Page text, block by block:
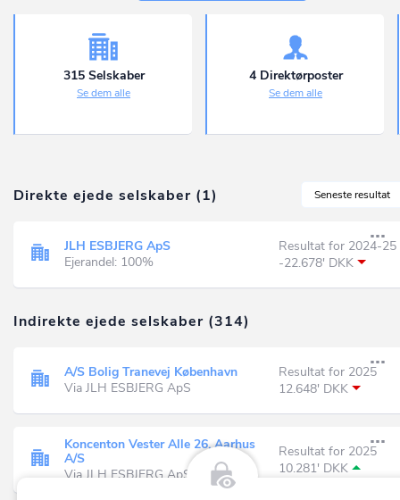
315 Selskaber
Se dem alle
4 Direktørposter
Se dem alle
Seneste resultat
Direkte ejede selskaber (1)
JLH ESBJERG ApS
Ejerandel: 100%
Resultat for 2024-25
-22.678' DKK
Indirekte ejede selskaber (314)
A/S Bolig Tranevej København
Via JLH ESBJERG ApS
Resultat for 2025
12.648' DKK
Koncenton Vester Alle 26, Aarhus
A/S
Via JLH ESBJERG ApS
Resultat for 2025
10.281' DKK